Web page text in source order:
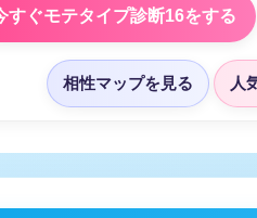
すぐモテタイプ診断16をする
相性マップを見る 人